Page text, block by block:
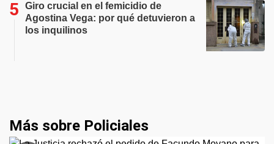
Giro crucial en el femicidio de
Agostina Vega: por qué detuvieron a
los inquilinos
Más sobre Policiales